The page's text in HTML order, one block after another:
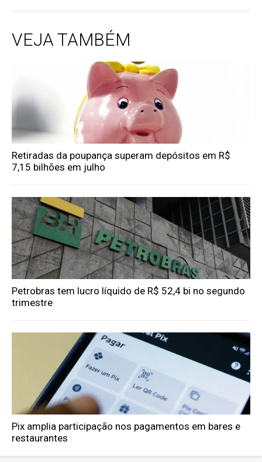
VEJA TAMBÉM
Retiradas da poupança superam depósitos em R$
7,15 bilhões em julho
Petrobras tem lucro líquido de R$ 52,4 bi no segundo
trimestre
Pix amplia participação nos pagamentos em bares e
restaurantes